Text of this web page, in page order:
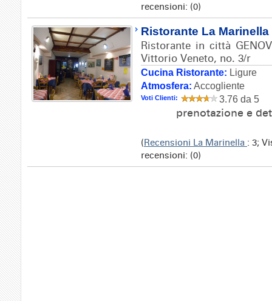
recensioni: (0)
Ristorante La Marinella
Ristorante in città
Vittorio Veneto, no. 3/r
Cucina Ristorante: Ligure
Atmosfera: Accogliente
Voti Clienti: 3.76 da 5
prenotazione e
(Recensioni La Marinella : 3;
recensioni: (0)